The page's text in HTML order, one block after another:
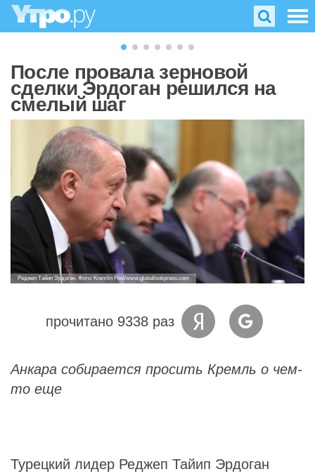
После провала зерновой
сделки Эрдоган решился на
смелый шаг
Реджеп Тайип Эрдоган. Фото: Kremlin Pool/www.globallookpress.com
прочитано 9338 раз
Анкара собирается просить Кремль о чем-
то еще
Турецкий лидер Реджеп Тайип Эрдоган